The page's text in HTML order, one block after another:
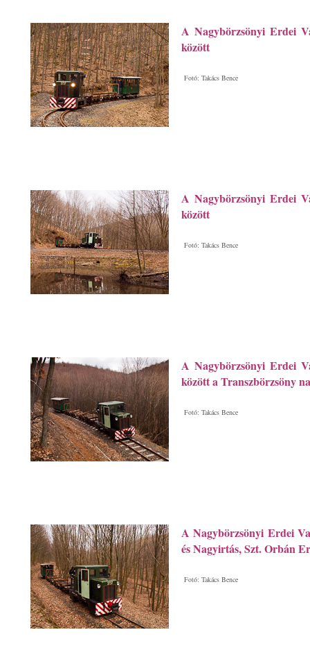
A Nagybörzsönyi Erdei
között
Fotó: Takács Bence
A Nagybörzsönyi Erdei
között
Fotó: Takács Bence
A Nagybörzsönyi Erdei
között a Transzbörzsöny
Fotó: Takács Bence
A Nagybörzsönyi Erdei
és Nagyirtás, Szt. Orbán
Fotó: Takács Bence